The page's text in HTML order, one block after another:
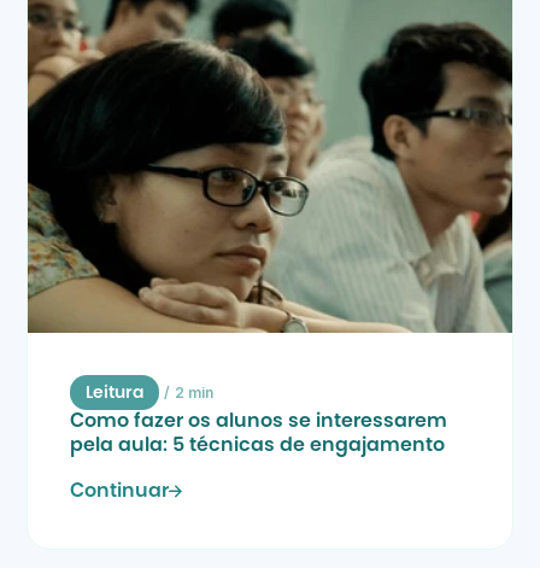
Leitura / 2 min
Como fazer os alunos se interessarem
pela aula: 5 técnicas de engajamento
Continuar